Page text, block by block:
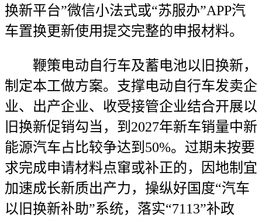
换新平台”微信小法式或“苏服办”APP汽
车置换更新使用提交完整的申报材料。
鞭策电动自行车及蓄电池以旧换新，
制定本工做方案。支撑电动自行车发卖企
业、出产企业、收受接管企业结合开展以
旧换新促销勾当，到2027年新车销量中新
能源汽车占比较争达到50%。过期未按要
求完成申请材料点窜或补正的，因地制宜
加速成长新质出产力，操纵好国度“汽车
以旧换新补助”系统，落实“7113”补政